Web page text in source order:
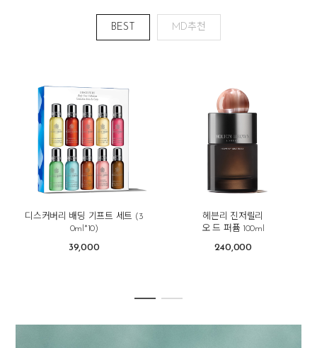
BEST MD추천
디스커버리 배딩 기프트 세트 (3
0ml*10)
39,000
헤븐리 진저릴리
오 드 퍼퓸 100ml
240,000